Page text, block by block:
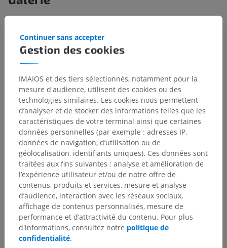
Gestion des cookies
Continuer sans accepter
IMAIOS et des tiers sélectionnés, notamment pour la
mesure d'audience, utilisent des cookies ou des
technologies similaires. Les cookies nous permettent
d’analyser et de stocker des informations telles que les
caractéristiques de votre terminal ainsi que certaines
données personnelles (par exemple : adresses IP,
données de navigation, d’utilisation ou de
géolocalisation, identifiants uniques). Ces données sont
traitées aux fins suivantes : analyse et amélioration de
l’expérience utilisateur et/ou de notre offre de
contenus, produits et services, mesure et analyse
d’audience, interaction avec les réseaux sociaux,
affichage de contenus personnalisés, mesure de
performance et d’attractivité du contenu. Pour plus
d'informations, consultez notre politique de
confidentialité.